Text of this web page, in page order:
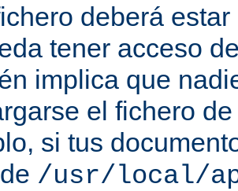
deberá
tener acceso
implica que
el fichero
si tus
/usr/local/